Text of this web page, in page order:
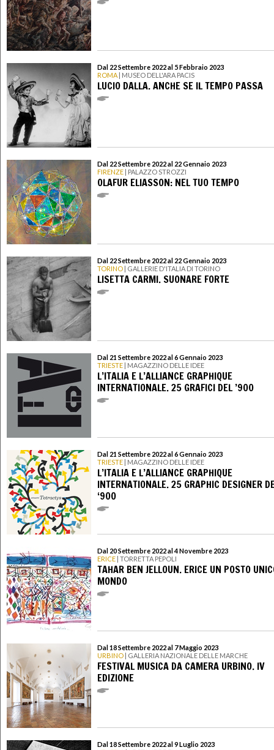
Dal 22 Settembre 2022 al 5 Febbraio 2023
ROMA | MUSEO DELL'ARA PACIS
LUCIO DALLA. ANCHE SE IL TEMPO PASSA
Dal 22 Settembre 2022 al 22 Gennaio 2023
FIRENZE | PALAZZO STROZZI
OLAFUR ELIASSON: NEL TUO TEMPO
Dal 22 Settembre 2022 al 22 Gennaio 2023
TORINO | GALLERIE D'ITALIA DI TORINO
LISETTA CARMI. SUONARE FORTE
Dal 21 Settembre 2022 al 6 Gennaio 2023
TRIESTE | MAGAZZINO DELLE IDEE
L’ITALIA E L’ALLIANCE GRAPHIQUE
INTERNATIONALE. 25 GRAFICI DEL ’900
Dal 21 Settembre 2022 al 6 Gennaio 2023
TRIESTE | MAGAZZINO DELLE IDEE
L’ITALIA E L’ALLIANCE GRAPHIQUE
INTERNATIONALE. 25 GRAPHIC DESIGNER
‘900
Dal 20 Settembre 2022 al 4 Novembre 2023
ERICE | TORRETTA PEPOLI
TAHAR BEN JELLOUN. ERICE UN POSTO
MONDO
Dal 18 Settembre 2022 al 7 Maggio 2023
URBINO | GALLERIA NAZIONALE DELLE MARCHE
FESTIVAL MUSICA DA CAMERA URBINO. IV
EDIZIONE
Dal 18 Settembre 2022 al 9 Luglio 2023